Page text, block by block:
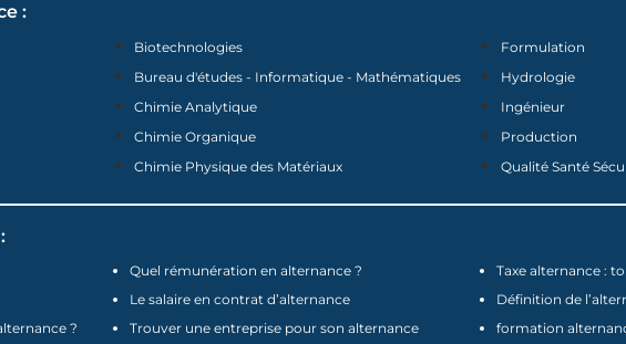
:
Biotechnologies
Bureau d'études - Informatique - Mathématiques
Chimie Analytique
Chimie Organique
Chimie Physique des Matériaux
Formulation
Hydrologie
Ingénieur
Production
Qualité Santé
?
Quel rémunération en alternance ?
Le salaire en contrat d’alternance
Trouver une entreprise pour son alternance
Taxe alternance :
Définition de
formation